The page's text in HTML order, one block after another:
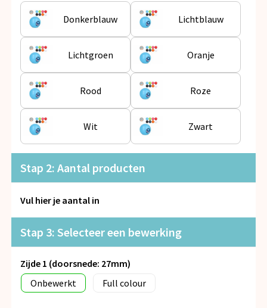
Snoepgoed
Spellen voor binnen en buiten
Veiligheid, Auto en Fiets
Vrije tijd en Strand
Anti-stress
Donkerblauw Lichtblauw
Lichtgroen Oranje
Rood Roze
Wit Zwart
Stap 2: Aantal producten
Vul hier je aantal in
Stap 3: Selecteer een bewerking
Zijde 1 (doorsnede: 27mm)
Onbewerkt
Full colour